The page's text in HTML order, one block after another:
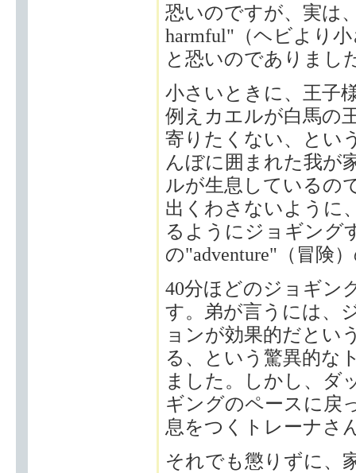
恐いのですが、実は
harmful"（ヘビより
と恐いのでありまし
小さいときに、王子
例えカエルが白馬の
寄りたくない、とい
んぼに囲まれた我が
ルが生息しているの
出くわさないように
るようにジョギング
の"adventure"（冒険
40分ほどのジョギン
す。弟が言うには、
ョンが効果的だとい
る、という驚異的な
ました。しかし、ダ
ギングのペースに戻
息をつくトレーナさ
それでも懲りずに、